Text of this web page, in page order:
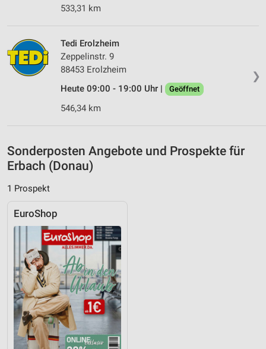
533,31 km
❯
Tedi Erolzheim
Zeppelinstr. 9
88453 Erolzheim
Heute 09:00 - 19:00 Uhr |
Geöffnet
546,34 km
Sonderposten Angebote und Prospekte für
Erbach (Donau)
1 Prospekt
EuroShop
Verwendung genauer Standortdaten
Informationen identifizieren
Nicht-IAB-Verarbeitungszwecke:
Performance
Werbung